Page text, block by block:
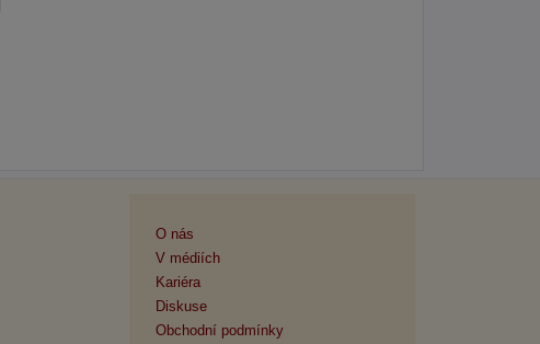
O nás
V médiích
Kariéra
Diskuse
Obchodní podmínky